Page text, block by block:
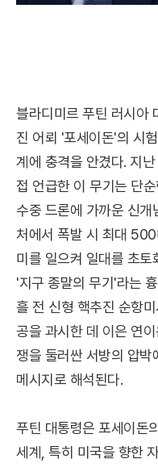
블라디미르 푸틴 러시아
진 어뢰 '포세이돈'의 시
계에 충격을 안겼다. 지
접 언급한 이 무기는 단
수중 드론에 가까운 신개
처에서 폭발 시 최대
미를 일으켜 일대를 초토
'지구 종말의 무기'라는
흘 전 신형 핵추진 순항
공을 과시한 데 이은 연
쟁을 둘러싼 서방의 압
메시지로 해석된다.
푸틴 대통령은 포세이돈
세계, 특히 미국을 향한